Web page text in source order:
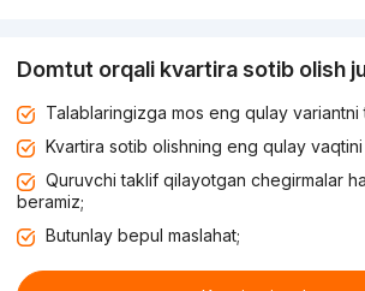
Domtut orqali kvartira sotib olish
Talablaringizga mos eng qulay variantni
Kvartira sotib olishning eng qulay
Quruvchi taklif qilayotgan chegirmalar
beramiz;
Butunlay bepul maslahat;